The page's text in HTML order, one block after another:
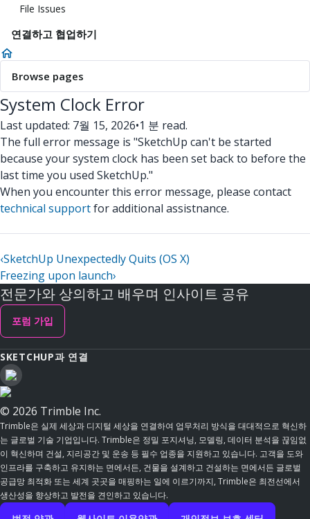
File Issues
연결하고 협업하기
Browse pages
System Clock Error
Last updated: 7월 15, 2026•1 분 read.
The full error message is "SketchUp can't be started
because your system clock has been set back to before the
last time you used SketchUp."
When you encounter this error message, please contact
technical supportfor additional assistnance.
‹SketchUp Unexpectedly Quits (OS X)
Freezing upon launch›
전문가와 상의하고 배우며 인사이트 공유
포럼 가입
SKETCHUP과 연결
© 2026 Trimble Inc.
Trimble은 실제 세상과 디지털 세상을 연결하여 업무처리 방식을 대대적으로 혁신하
는 글로벌 기술 기업입니다. Trimble은 정밀 포지셔닝, 모델링, 데이터 분석을 끊임없
이 혁신하며 건설, 지리공간 및 운송 등 필수 업종을 지원하고 있습니다. 고객을 도와
인프라를 구축하고 유지하는 면에서든, 건물을 설계하고 건설하는 면에서든 글로벌
공급망 최적화 또는 세계 곳곳을 매핑하는 일에 이르기까지, Trimble은 최전선에서
생산성을 향상하고 발전을 견인하고 있습니다.